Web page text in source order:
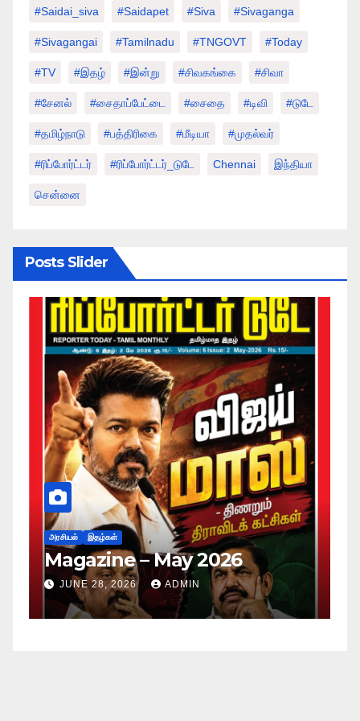
#saidai_siva #saidapet #Siva #Sivaganga
#sivagangai #tamilnadu #TNGOVT #today
#TV #இதழ் #இன்று #சிவகங்கை #சிவா
#சேனல் #சைதாப்பேட்டை #சைதை #டிவி #டுடே
#தமிழ்நாடு #பத்திரிகை #மீடியா #முதல்வர்
#ரிப்போர்ட்டர் #ரிப்போர்ட்டர்_டுடே Chennai இந்தியா
சென்னை
Posts Slider
அரசியல் இதழ்கள்
Magazine – May 2026
JUNE 28, 2026 ADMIN